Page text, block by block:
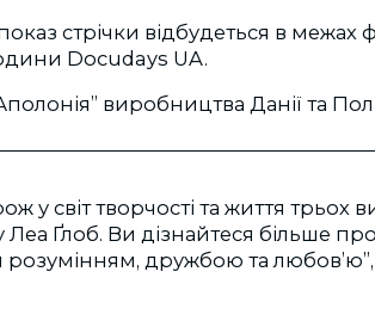
стрічки відбудеться в
Docudays UA.
виробництва Данії та
у світ творчості та життя трьох
Ґлоб. Ви дізнайтеся більше про
дружбою та любов’ю”,